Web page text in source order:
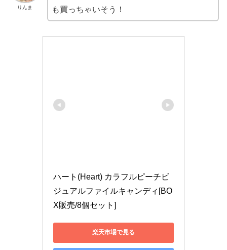
りんま
も買っちゃいそう！
ハート(Heart) カラフルピーチビ
ジュアルファイルキャンディ[BO
X販売/8個セット]
楽天市場で見る